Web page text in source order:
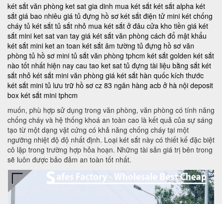
két sắt văn phòng ket sat gia dinh mua két sắt két sắt alpha két
sắt giá bao nhiêu giá tủ đựng hồ sơ két sắt điện tử mini két chống
cháy tủ két sắt tủ sắt nhỏ mua két sắt ở đâu cửa kho tiền giá két
sắt mini ket sat van tay giá két sắt văn phòng cách đổ mật khẩu
két sắt mini ket an toan két sắt âm tường tủ đựng hồ sơ văn
phòng tủ hồ sơ mini tủ sắt văn phòng tphcm két sắt golden két sắt
nào tốt nhất hiện nay cau tao ket sat tủ đựng tài liệu bằng sắt két
sắt nhỏ két sắt mini văn phòng giá két sắt hàn quốc kích thước
két sắt mini tủ lưu trữ hồ sơ cz 83 ngân hàng acb ở hà nội deposit
box két sắt mini tphcm
muốn, phù hợp sử dụng trong văn phòng, văn phòng có tính năng
chống cháy và hệ thống khoá an toàn cao là kết quả của sự sáng
tạo từ một dạng vật cứng có khả năng chống cháy tại một
ngưỡng nhiệt độ độ nhất định. Loại két sắt này có thiết kế đặc biệt
cô lập trong trường hợp hỏa hoạn. Những tài sản giá trị bên trong
sẽ luôn được bảo đảm an toàn tốt nhất.